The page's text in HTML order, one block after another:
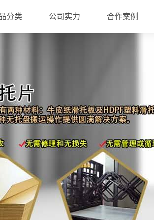
分类 公司实力 合作案例